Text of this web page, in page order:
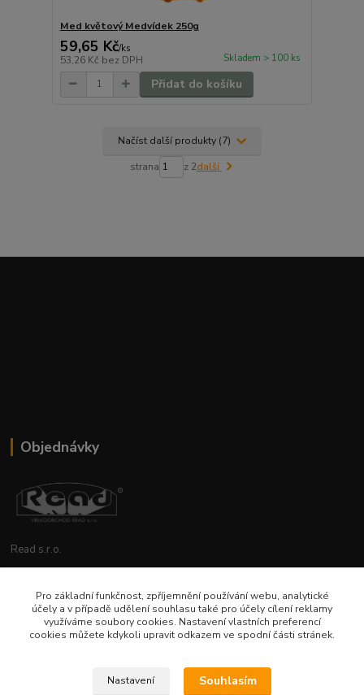
Med květový Medvídek 250g
59,65 Kč/ks
53,26 Kč bez DPH Skladem > 100 ks
Přidat do košíku
Načíst další produkty (7)
strana z 2další
Objednávky
Read s.r.o.
+420 602 388 763
Po - Pá 8 - 14h
Pro základní funkčnost, zpříjemnění používání webu, analytické
účely a v případě udělení souhlasu také pro účely cílení reklamy
využíváme soubory cookies. Nastavení vlastních preferencí
cookies můžete kdykoli upravit odkazem ve spodní části stránek.
Nastavení Souhlasím